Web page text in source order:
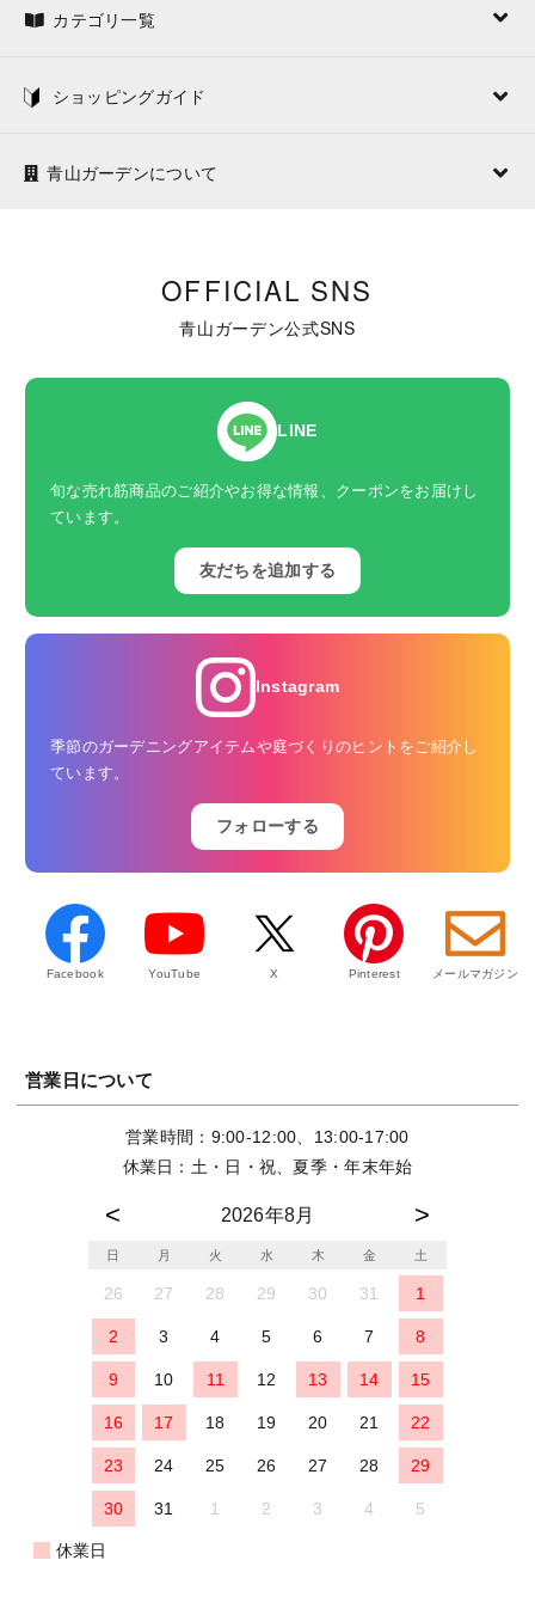
カテゴリ一覧
ショッピングガイド
青山ガーデンについて
OFFICIAL SNS
青山ガーデン公式SNS
LINE
旬な売れ筋商品のご紹介やお得な情報、クーポンをお届けし
ています。
友だちを追加する
Instagram
季節のガーデニングアイテムや庭づくりのヒントをご紹介し
ています。
フォローする
Facebook YouTube X Pinterest メールマガジン
営業日について
営業時間：9:00-12:00、13:00-17:00
休業日：土・日・祝、夏季・年末年始
2026年8月
日 月 火 水 木 金 土
26 27 28 29 30 31 1
2 3 4 5 6 7 8
9 10 11 12 13 14 15
16 17 18 19 20 21 22
23 24 25 26 27 28 29
30 31 1 2 3 4 5
休業日